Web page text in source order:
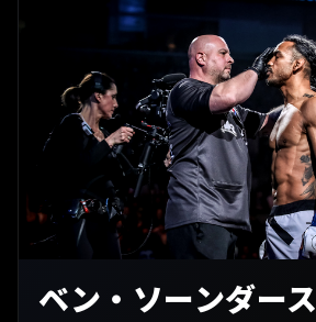
ベン・ソーンダース